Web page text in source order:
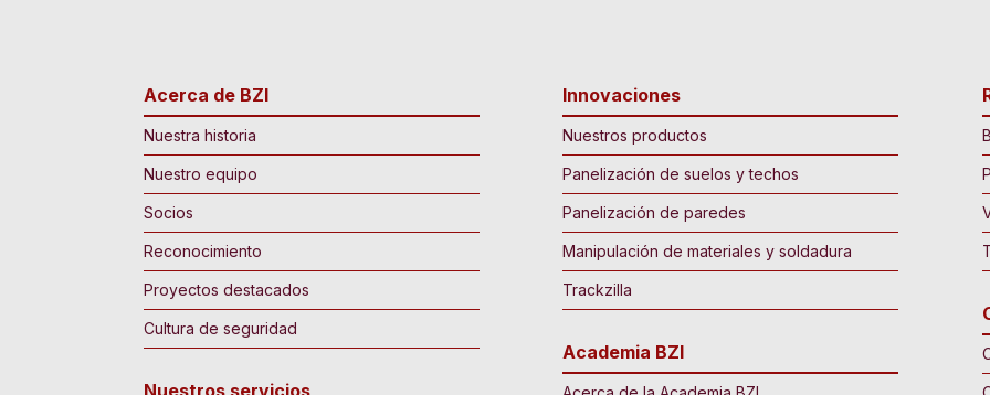
Acerca de BZI
Nuestra historia
Nuestro equipo
Socios
Reconocimiento
Proyectos destacados
Cultura de seguridad
Nuestros servicios
Innovaciones
Nuestros productos
Panelización de suelos y techos
Panelización de paredes
Manipulación de materiales y soldadura
Trackzilla
Academia BZI